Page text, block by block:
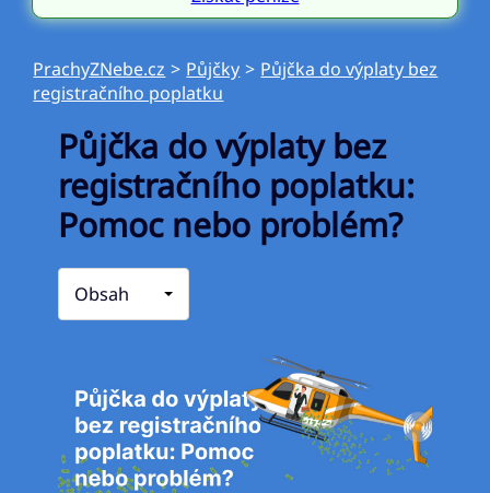
PrachyZNebe.cz > Půjčky > Půjčka do výplaty bez
registračního poplatku
Půjčka do výplaty bez
registračního poplatku:
Pomoc nebo problém?
Obsah